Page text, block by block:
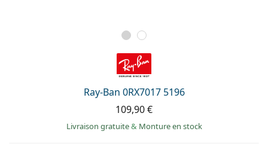
Ray-Ban 0RX7017 5196
109,90 €
Livraison gratuite& Monture en stock